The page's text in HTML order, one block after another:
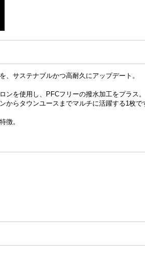
サステナブルかつ高耐久にアップデート。
ンを使用し、PFCフリーの撥水加工をプラス。
からタウンユースまでマルチに活躍する1枚で
徴。